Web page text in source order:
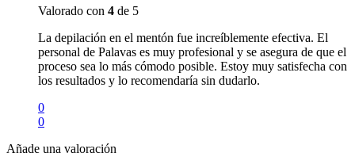
Valorado con 4 de 5
La depilación en el mentón fue increíblemente efectiva. El
personal de Palavas es muy profesional y se asegura de que el
proceso sea lo más cómodo posible. Estoy muy satisfecha con
los resultados y lo recomendaría sin dudarlo.
0
0
Añade una valoración